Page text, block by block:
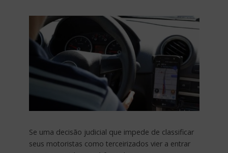
Se uma decisão judicial que impede de classificar
seus motoristas como terceirizados vier a entrar